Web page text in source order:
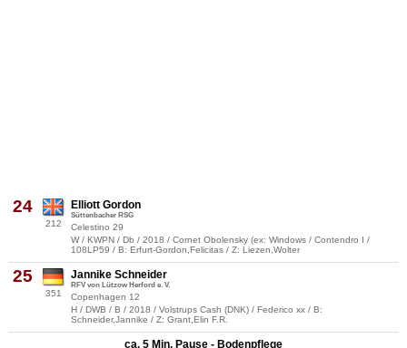
24
212
Elliott Gordon
Süttenbacher RSG
Celestino 29
W / KWPN / Db / 2018 / Cornet Obolensky (ex: Windows / Contendro I /
108LP59 / B: Erfurt-Gordon,Felicitas / Z: Liezen,Wolter
25
351
Jannike Schneider
RFV von Lützow Herford e. V.
Copenhagen 12
H / DWB / B / 2018 / Volstrups Cash (DNK) / Federico xx / B:
Schneider,Jannike / Z: Grant,Elin F.R.
ca. 5 Min. Pause - Bodenpflege